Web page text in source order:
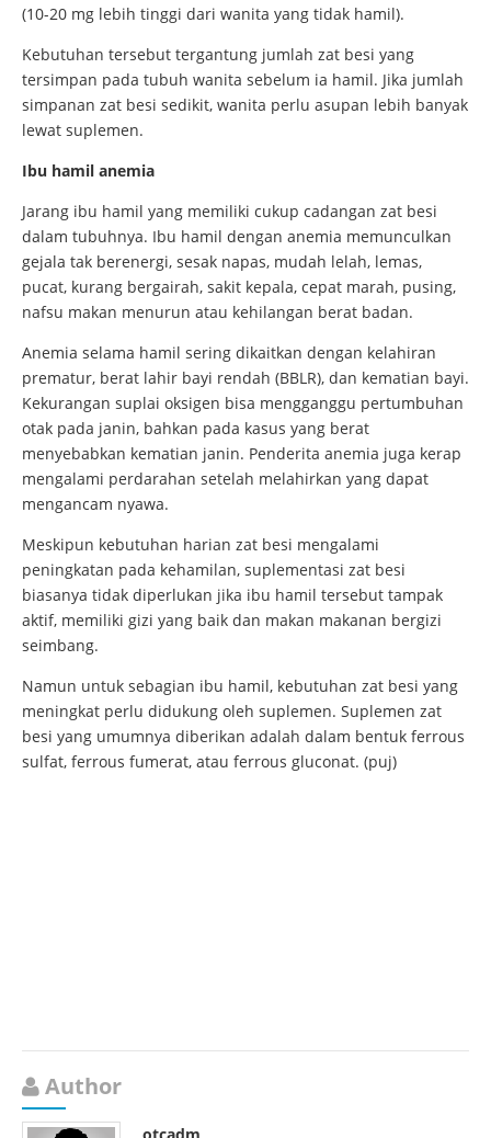
(10-20 mg lebih tinggi dari wanita yang tidak hamil).
Kebutuhan tersebut tergantung jumlah zat besi yang
tersimpan pada tubuh wanita sebelum ia hamil. Jika jumlah
simpanan zat besi sedikit, wanita perlu asupan lebih banyak
lewat suplemen.
Ibu hamil anemia
Jarang ibu hamil yang memiliki cukup cadangan zat besi
dalam tubuhnya. Ibu hamil dengan anemia memunculkan
gejala tak berenergi, sesak napas, mudah lelah, lemas,
pucat, kurang bergairah, sakit kepala, cepat marah, pusing,
nafsu makan menurun atau kehilangan berat badan.
Anemia selama hamil sering dikaitkan dengan kelahiran
prematur, berat lahir bayi rendah (BBLR), dan kematian bayi.
Kekurangan suplai oksigen bisa mengganggu pertumbuhan
otak pada janin, bahkan pada kasus yang berat
menyebabkan kematian janin. Penderita anemia juga kerap
mengalami perdarahan setelah melahirkan yang dapat
mengancam nyawa.
Meskipun kebutuhan harian zat besi mengalami
peningkatan pada kehamilan, suplementasi zat besi
biasanya tidak diperlukan jika ibu hamil tersebut tampak
aktif, memiliki gizi yang baik dan makan makanan bergizi
seimbang.
Namun untuk sebagian ibu hamil, kebutuhan zat besi yang
meningkat perlu didukung oleh suplemen. Suplemen zat
besi yang umumnya diberikan adalah dalam bentuk ferrous
sulfat, ferrous fumerat, atau ferrous gluconat. (puj)
Author